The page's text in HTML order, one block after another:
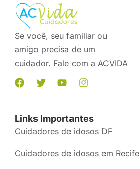
Se você, seu familiar ou
amigo precisa de um
cuidador. Fale com a ACVIDA
Links Importantes
Cuidadores de idosos DF
Cuidadores de idosos em Recife